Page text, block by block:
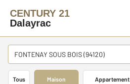
CENTURY 21
Dalayrac
FONTENAY SOUS BOIS (94120)
Tous Maison Appartement